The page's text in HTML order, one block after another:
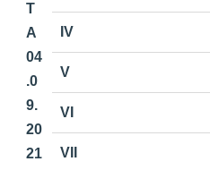
Т
А
04
.0
9.
20
21
IV
V
VI
VII